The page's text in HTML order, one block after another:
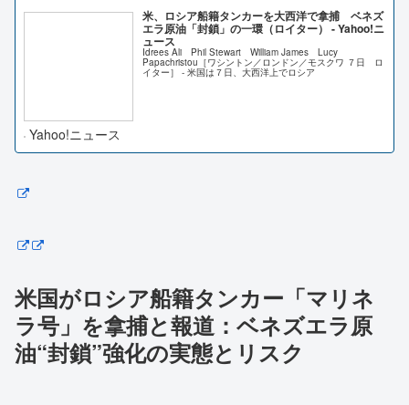
米、ロシア船籍タンカーを大西洋で拿捕 ベネズ
エラ原油「封鎖」の一環（ロイター） - Yahoo!ニ
ュース
Idrees Ali Phil Stewart William James Lucy
Papachristou［ワシントン／ロンドン／モスクワ ７日 ロ
イター］ - 米国は７日、大西洋上でロシア
Yahoo!ニュース
米国がロシア船籍タンカー「マリネ
ラ号」を拿捕と報道：ベネズエラ原
油“封鎖”強化の実態とリスク